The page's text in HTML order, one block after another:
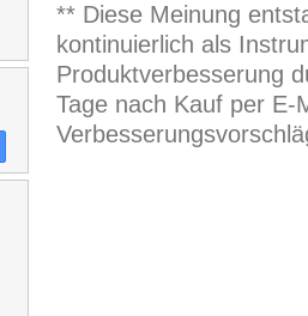
** Diese Meinung
kontinuierlich als
Produktverbesserung
Tage nach Kauf per E-